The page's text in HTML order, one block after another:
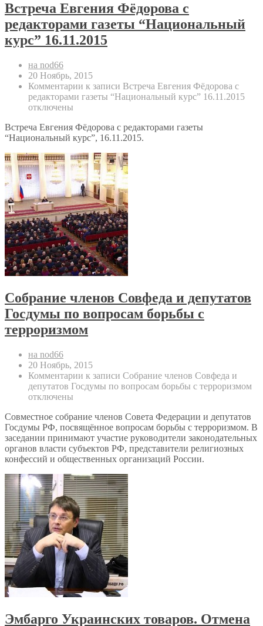
Встреча Евгения Фёдорова с
редакторами газеты “Национальный
курс” 16.11.2015
на nod66
20 Ноябрь, 2015
Комментарии к записи Встреча Евгения Фёдорова с
редакторами газеты “Национальный курс” 16.11.2015
отключены
Встреча Евгения Фёдорова с редакторами газеты
“Национальный курс”, 16.11.2015.
Собрание членов Совфеда и депутатов
Госдумы по вопросам борьбы с
терроризмом
на nod66
20 Ноябрь, 2015
Комментарии к записи Собрание членов Совфеда и
депутатов Госдумы по вопросам борьбы с терроризмом
отключены
Cовместное собрание членов Совета Федерации и депутатов
Госдумы РФ, посвящённое вопросам борьбы с терроризмом. В
заседании принимают участие руководители законодательных
органов власти субъектов РФ, представители религиозных
конфессий и общественных организаций России.
Эмбарго Украинских товаров. Отмена